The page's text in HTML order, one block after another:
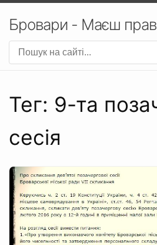
Бровари - Маєш
Тег: 9-та
сесія